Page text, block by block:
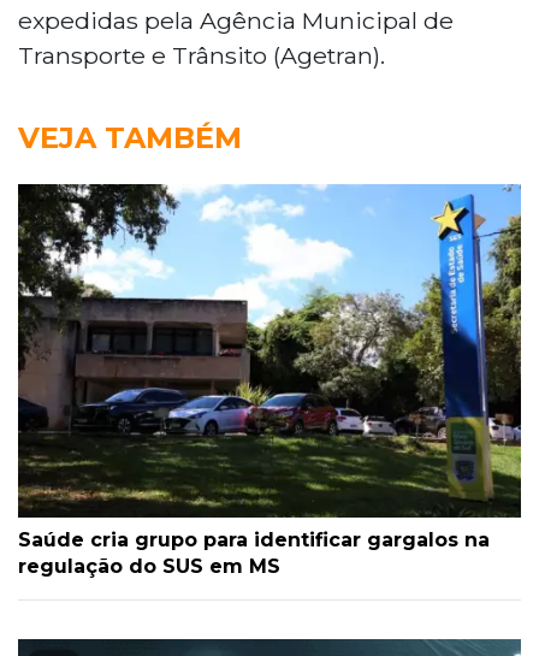
expedidas pela Agência Municipal de
Transporte e Trânsito (Agetran).
VEJA TAMBÉM
Saúde cria grupo para identificar gargalos na
regulação do SUS em MS